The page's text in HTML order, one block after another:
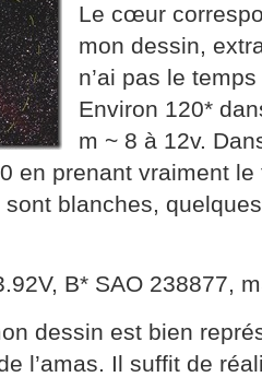
Le cœur
mon dessin,
n’ai pas le
Environ 120*
m ~ 8 à 12v.
en prenant vraiment
blanches,
B* SAO 238877,
dessin est bien
l’amas. Il suffit de